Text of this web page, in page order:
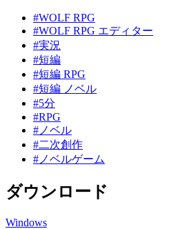
#WOLF RPG
#WOLF RPG エディター
#実況
#短編
#短編 RPG
#短編 ノベル
#5分
#RPG
#ノベル
#二次創作
#ノベルゲーム
ダウンロード
Windows